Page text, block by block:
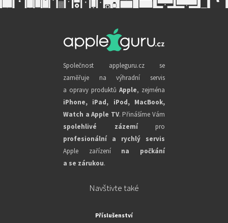
Společnost appleguru.cz se
zaměřuje na výhradní servis
a opravy produktů Apple, zejména
iPhone, iPad, iPod, MacBook,
Watch a Apple TV. Přinášíme Vám
spolehlivé zázemípro
profesionální a rychlý servis
Apple zařízení na počkání
a se zárukou.
Navštivte také
Příslušenství